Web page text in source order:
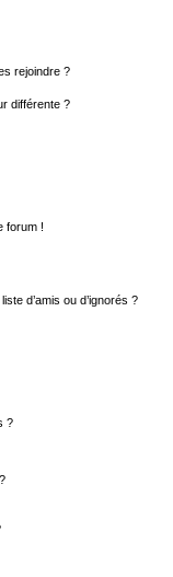
rejoindre ?
différente ?
forum !
d’amis ou d’ignorés ?
?